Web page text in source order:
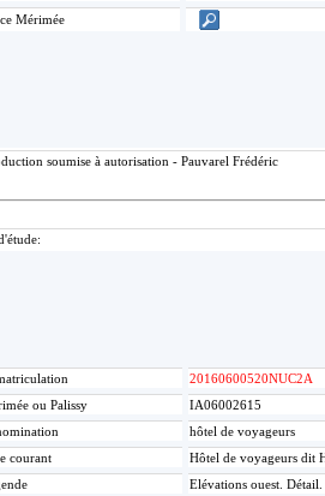
Mérimée
soumise à autorisation - Pauvarel Frédéric
20160600520NUC2A
ou Palissy
IA06002615
hôtel de voyageurs
courant
Hôtel de voyageurs dit
Elévations ouest. Détail.